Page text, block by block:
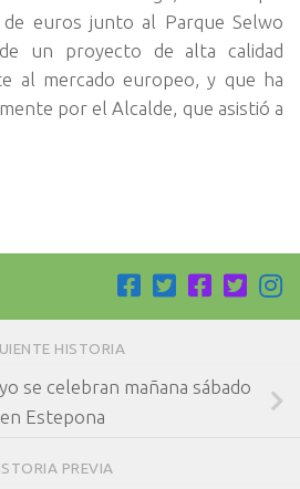
euros junto al Parque Selwo
un proyecto de alta calidad
al mercado europeo, y que ha
por el Alcalde, que asistió a
HISTORIA
se celebran mañana sábado
en Estepona
PREVIA